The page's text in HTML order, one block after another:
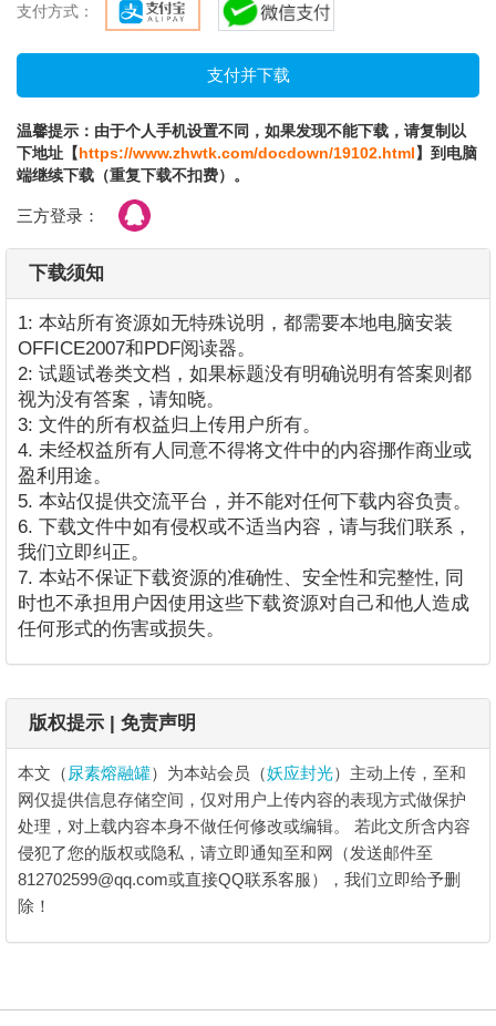
支付方式：
温馨提示：由于个人手机设置不同，如果发现不能下载，请复制以
下地址【https://www.zhwtk.com/docdown/19102.html】到电脑
端继续下载（重复下载不扣费）。
三方登录：
下载须知
1: 本站所有资源如无特殊说明，都需要本地电脑安装
OFFICE2007和PDF阅读器。
2: 试题试卷类文档，如果标题没有明确说明有答案则都
视为没有答案，请知晓。
3: 文件的所有权益归上传用户所有。
4. 未经权益所有人同意不得将文件中的内容挪作商业或
盈利用途。
5. 本站仅提供交流平台，并不能对任何下载内容负责。
6. 下载文件中如有侵权或不适当内容，请与我们联系，
我们立即纠正。
7. 本站不保证下载资源的准确性、安全性和完整性, 同
时也不承担用户因使用这些下载资源对自己和他人造成
任何形式的伤害或损失。
版权提示 | 免责声明
本文（ 尿素熔融罐）为本站会员（妖应封光）主动上传，至和
网仅提供信息存储空间，仅对用户上传内容的表现方式做保护
处理，对上载内容本身不做任何修改或编辑。 若此文所含内容
侵犯了您的版权或隐私，请立即通知至和网（发送邮件至
812702599@qq.com或直接QQ联系客服），我们立即给予删
除！